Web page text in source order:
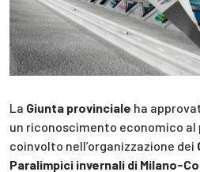
La Giunta provinciale ha
un riconoscimento economico
coinvolto nell’organizzazione dei
Paralimpici invernali di Milano-